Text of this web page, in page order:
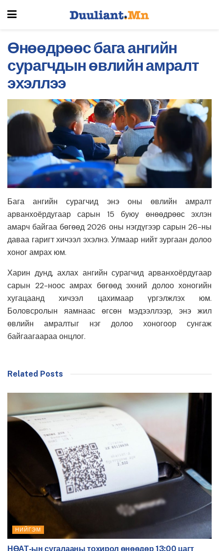
Өнөөдрөөс бага ангийн
сурагчдын өвлийн амралт
эхэллээ
Бага ангийн сурагчид энэ оны өвлийн амралт
арванхоёрдугаар сарын 15 буюу өнөөдрөөс эхлэн
амарч байгаа бөгөөд 2026 оны нэгдүгээр сарын 26-ны
даваа гаригт хичээл эхэлнэ. Улмаар нийт зургаан долоо
хоног амрах юм.
Харин дунд, ахлах ангийн сурагчид арванхоёрдугаар
сарын 22-ноос амрах бөгөөд эхний долоо хоногийн
хугацаанд хичээл цахимаар үргэлжлэх юм.
Боловсролын яамнаас өгсөн мэдээллээр, энэ жил
өвлийн амралтыг нэг долоо хоногоор сунгаж
байгаагаараа онцлог.
Related Posts
НИЙГЭМ
НӨАТ-ын сугалааны тохирол өнөөдөр 13:00 цагт